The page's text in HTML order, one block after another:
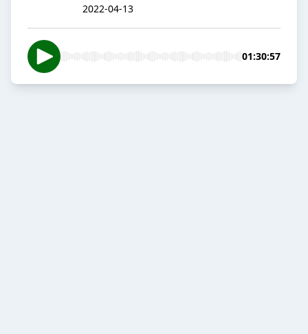
2022-04-13
01:30:57